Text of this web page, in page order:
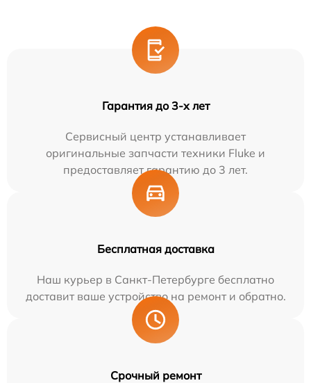
Гарантия до 3-х лет
Сервисный центр устанавливает
оригинальные запчасти техники Fluke и
предоставляет гарантию до 3 лет.
Бесплатная доставка
Наш курьер в Санкт-Петербурге бесплатно
доставит ваше устройство на ремонт и обратно.
Срочный ремонт